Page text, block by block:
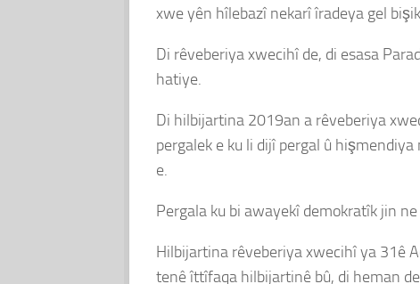
xwe yên hîlebazî nekarî îradeya gel
Di rêveberiya xwecihî de, di esasa
hatiye.
Di hilbijartina 2019an a rêveberiya
pergalek e ku li dijî pergal û
e.
Pergala ku bi awayekî demokratîk jin
Hilbijartina rêveberiya xwecihî ya 31ê
tenê îttîfaqa hilbijartinê bû, di heman